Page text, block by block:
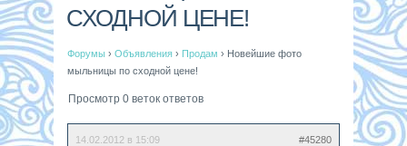
СХОДНОЙ ЦЕНЕ!
Форумы › Объявления › Продам › Новейшие фото
мыльницы по сходной цене!
Просмотр 0 веток ответов
14.02.2012 в 15:09 #45280